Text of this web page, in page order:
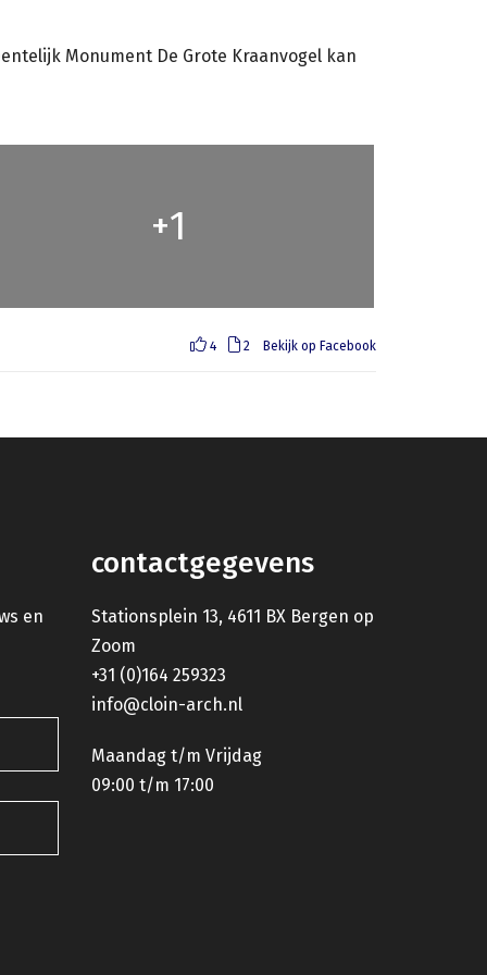
Monument De Grote Kraanvogel kan
+1
4 2 Bekijk op Facebook
en
contactgegevens
Stationsplein 13, 4611 BX Bergen op
Zoom
+31 (0)164 259323
info@cloin-arch.nl
Maandag t/m Vrijdag
09:00 t/m 17:00